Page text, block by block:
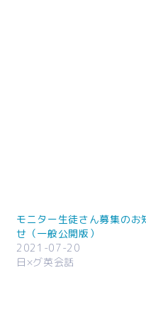
モニター生徒さん募集のお
せ（一般公開版）
2021-07-20
日×グ英会話